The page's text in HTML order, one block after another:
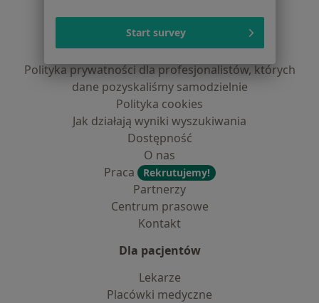
Regulamin
Polityka prywatności pacjentów
Polityka prywatności profesjonalistów
Polityka prywatności dla profesjonalistów, których
dane pozyskaliśmy samodzielnie
Polityka cookies
Jak działają wyniki wyszukiwania
Dostępność
O nas
Praca
Rekrutujemy!
Partnerzy
Centrum prasowe
Kontakt
Dla pacjentów
Lekarze
Placówki medyczne
Start survey